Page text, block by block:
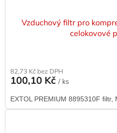
Vzduchový filtr pro
celokovové
82,73 Kč bez DPH
100,10 Kč / ks
EXTOL PREMIUM 8895310F filtr,